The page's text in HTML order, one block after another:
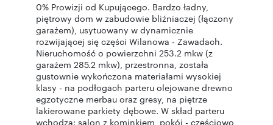
0% Prowizji od Kupującego. Bardzo ładny,
piętrowy dom w zabudowie bliźniaczej (łączony
garażem), usytuowany w dynamicznie
rozwijającej się części Wilanowa - Zawadach.
Nieruchomość o powierzchni 253.2 mkw (z
garażem 285.2 mkw), przestronna, została
gustownie wykończona materiałami wysokiej
klasy - na podłogach parteru olejowane drewno
egzotyczne merbau oraz gresy, na piętrze
lakierowane parkiety dębowe. W skład parteru
wchodzą: salon z kominkiem, pokój - częściowo